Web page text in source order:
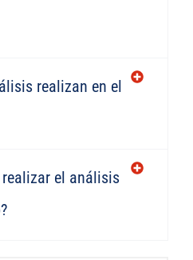
realizan en el
realizar el análisis